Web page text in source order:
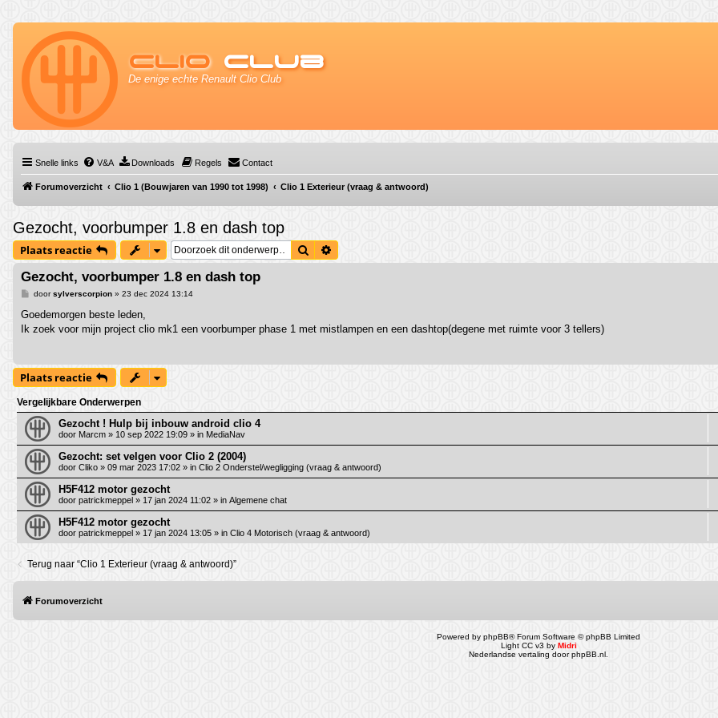
Clio Club
De enige echte Renault Clio Club
Snelle links V&A Downloads Regels Contact
Forumoverzicht Clio 1 (Bouwjaren van 1990 tot 1998) Clio 1 Exterieur (vraag & antwoord)
Gezocht, voorbumper 1.8 en dash top
Plaats reactie Zoek
Gezocht, voorbumper 1.8 en dash top
B
r
c
doorsylverscorpion» 23 dec 2024 13:14
Goedemorgen beste leden,
Ik zoek voor mijn project clio mk1 een voorbumper phase 1 met mistlampen en een dashtop(degene met ruimte voor 3 tellers)
Plaats reactie
Vergelijkbare Onderwerpen
Gezocht ! Hulp bij inbouw android clio 4
door Marcm » 10 sep 2022 19:09 » in MediaNav
Gezocht: set velgen voor Clio 2 (2004)
door Cliko » 09 mar 2023 17:02 » in Clio 2 Onderstel/wegligging (vraag & antwoord)
H5F412 motor gezocht
door patrickmeppel » 17 jan 2024 11:02 » in Algemene chat
H5F412 motor gezocht
door patrickmeppel » 17 jan 2024 13:05 » in Clio 4 Motorisch (vraag & antwoord)
Terug naar “Clio 1 Exterieur (vraag & antwoord)”
Forumoverzicht
Powered by phpBB® Forum Software © phpBB Limited
Light CC v3 by Midri
Nederlandse vertaling doorphpBB.nl